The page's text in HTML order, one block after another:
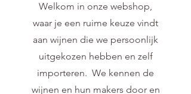
Welkom in onze webshop,
waar je een ruime keuze vindt
aan wijnen die we persoonlijk
uitgekozen hebben en zelf
importeren. We kennen de
wijnen en hun makers door en